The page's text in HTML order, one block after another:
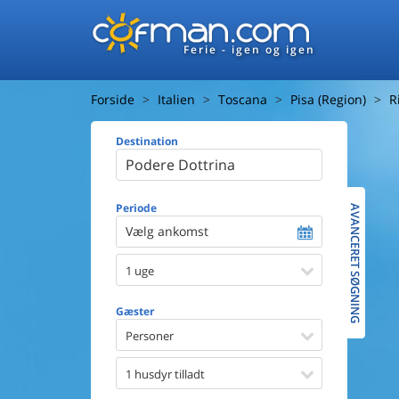
Ferie - igen og igen
Forside Italien Toscana Pisa (Region)
Destination
Periode
Vælg ankomst
1 uge
Gæster
Personer
1 husdyr tilladt
Afstand til
Udsigt til
Faciliteter
Spa
AVANCERET SØGNING